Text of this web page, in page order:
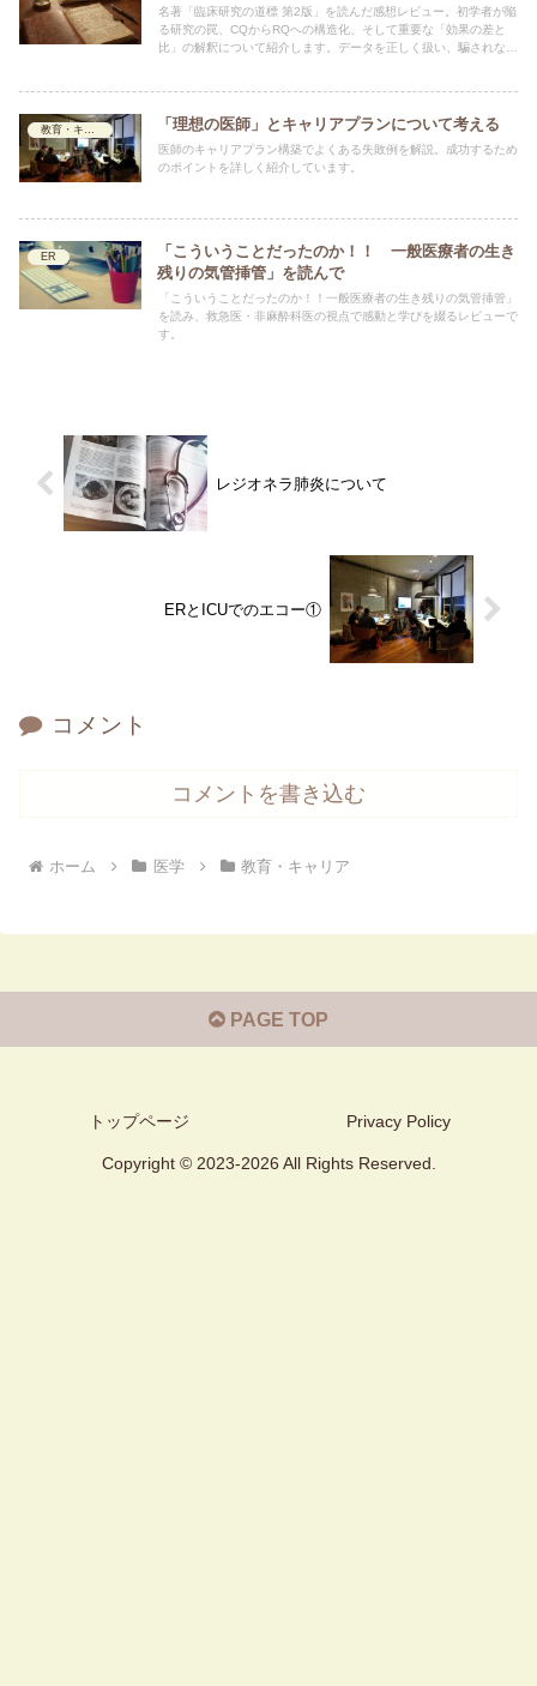
名著「臨床研究の道標 第2版」を読んだ感想レビュー。初学者が陥
る研究の罠、CQからRQへの構造化、そして重要な「効果の差と
比」の解釈について紹介します。データを正しく扱い、騙されない
教育・キャリア 「理想の医師」とキャリアプランについて考える
医師のキャリアプラン構築でよくある失敗例を解説。成功するため
のポイントを詳しく紹介しています。
ER
「こういうことだったのか！！ 一般医療者の生き
残りの気管挿管」を読んで
「こういうことだったのか！！一般医療者の生き残りの気管挿管」
を読み、救急医・非麻酔科医の視点で感動と学びを綴るレビューで
す。
レジオネラ肺炎について
ERとICUでのエコー①
コメント
コメントを書き込む
ホーム 医学 教育・キャリア
PAGE TOP
トップページ Privacy Policy
Copyright © 2023-2026 All Rights Reserved.